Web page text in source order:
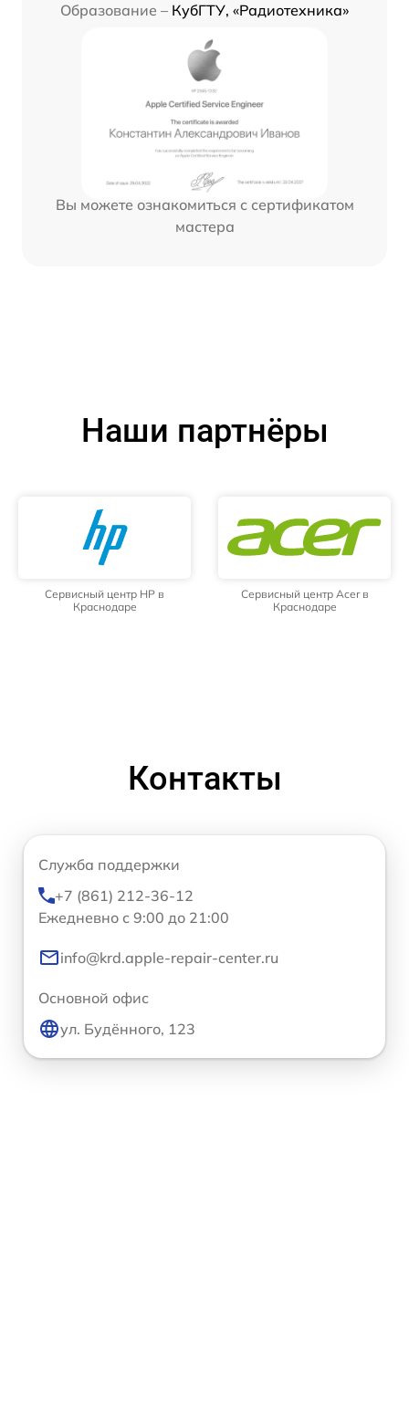
Образование – КубГТУ, «Радиотехника»
Вы можете ознакомиться с сертификатом
мастера
Наши партнёры
Сервисный центр HP в
Краснодаре
Сервисный центр Acer в
Краснодаре
Контакты
Служба поддержки
+7 (861) 212-36-12
Ежедневно с 9:00 до 21:00
info@krd.apple-repair-center.ru
Основной офис
ул. Будённого, 123